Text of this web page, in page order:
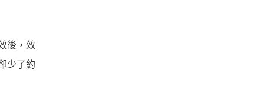
後，效
少了約